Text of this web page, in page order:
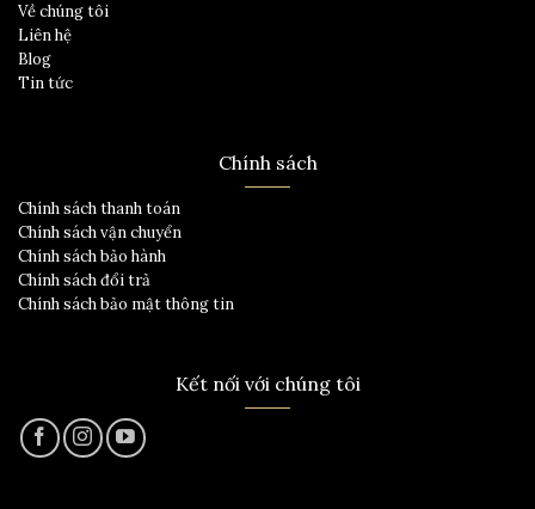
Về chúng tôi
Liên hệ
Blog
Tin tức
Chính sách
Chính sách thanh toán
Chính sách vận chuyển
Chính sách bảo hành
Chính sách đổi trả
Chính sách bảo mật thông tin
Kết nối với chúng tôi